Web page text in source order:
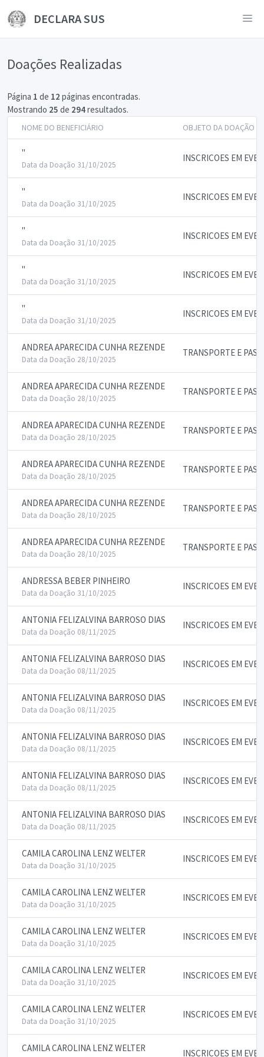
DECLARA SUS
Doações Realizadas
Página 1 de 12 páginas encontradas.
Mostrando 25 de 294resultados.
NOME DO BENEFICIÁRIO OBJETO DA DOAÇÃO
"
Data da Doação 31/10/2025
INSCRICOES EM
"
Data da Doação 31/10/2025
INSCRICOES EM
"
Data da Doação 31/10/2025
INSCRICOES EM
"
Data da Doação 31/10/2025
INSCRICOES EM
"
Data da Doação 31/10/2025
INSCRICOES EM
ANDREA APARECIDA CUNHA REZENDE
Data da Doação 28/10/2025
TRANSPORTE E
ANDREA APARECIDA CUNHA REZENDE
Data da Doação 28/10/2025
TRANSPORTE E
ANDREA APARECIDA CUNHA REZENDE
Data da Doação 28/10/2025
TRANSPORTE E
ANDREA APARECIDA CUNHA REZENDE
Data da Doação 28/10/2025
TRANSPORTE E
ANDREA APARECIDA CUNHA REZENDE
Data da Doação 28/10/2025
TRANSPORTE E
ANDREA APARECIDA CUNHA REZENDE
Data da Doação 28/10/2025
TRANSPORTE E
ANDRESSA BEBER PINHEIRO
Data da Doação 31/10/2025
INSCRICOES EM
ANTONIA FELIZALVINA BARROSO DIAS
Data da Doação 08/11/2025
INSCRICOES EM
ANTONIA FELIZALVINA BARROSO DIAS
Data da Doação 08/11/2025
INSCRICOES EM
ANTONIA FELIZALVINA BARROSO DIAS
Data da Doação 08/11/2025
INSCRICOES EM
ANTONIA FELIZALVINA BARROSO DIAS
Data da Doação 08/11/2025
INSCRICOES EM
ANTONIA FELIZALVINA BARROSO DIAS
Data da Doação 08/11/2025
INSCRICOES EM
ANTONIA FELIZALVINA BARROSO DIAS
Data da Doação 08/11/2025
INSCRICOES EM
CAMILA CAROLINA LENZ WELTER
Data da Doação 31/10/2025
INSCRICOES EM
CAMILA CAROLINA LENZ WELTER
Data da Doação 31/10/2025
INSCRICOES EM
CAMILA CAROLINA LENZ WELTER
Data da Doação 31/10/2025
INSCRICOES EM
CAMILA CAROLINA LENZ WELTER
Data da Doação 31/10/2025
INSCRICOES EM
CAMILA CAROLINA LENZ WELTER
Data da Doação 31/10/2025
INSCRICOES EM
CAMILA CAROLINA LENZ WELTER INSCRICOES EM